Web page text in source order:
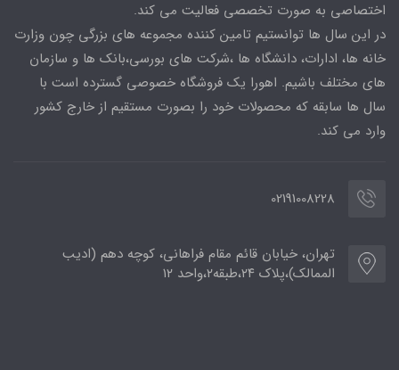
اختصاصی به صورت تخصصی فعالیت می کند.
در این سال ها توانستیم تامین کننده مجموعه های بزرگی چون وزارت
خانه ها، ادارات، دانشگاه ها ،شرکت های بورسی،بانک ها و سازمان
های مختلف باشیم. اهورا یک فروشگاه خصوصی گسترده است با
سال ها سابقه که محصولات خود را بصورت مستقیم از خارج کشور
وارد می کند.
02191008228
تهران، خیابان قائم مقام فراهانی، کوچه دهم (ادیب
الممالک)،پلاک ۲۴،طبقه۲،واحد ۱۲